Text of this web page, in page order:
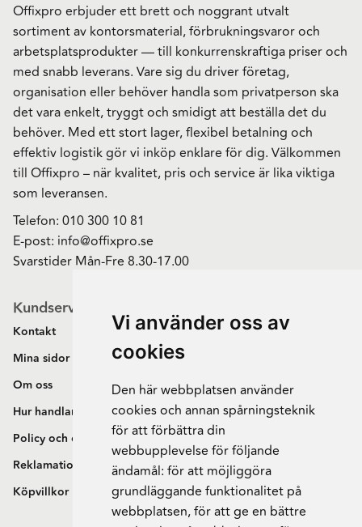
Vi använder oss av
cookies
Den här webbplatsen använder
cookies och annan spårningsteknik
för att förbättra din
webbupplevelse för följande
ändamål: för att möjliggöra
grundläggande funktionalitet på
webbplatsen,för att ge en bättre
Offixpro erbjuder ett brett och noggrant utvalt
sortiment av kontorsmaterial, förbrukningsvaror och
arbetsplatsprodukter — till konkurrenskraftiga priser och
med snabb leverans. Vare sig du driver företag,
organisation eller behöver handla som privatperson ska
det vara enkelt, tryggt och smidigt att beställa det du
behöver. Med ett stort lager, flexibel betalning och
effektiv logistik gör vi inköp enklare för dig. Välkommen
till Offixpro – när kvalitet, pris och service är lika viktiga
som leveransen.
Telefon: 010 300 10 81
E-post: info@offixpro.se
Svarstider Mån-Fre 8.30-17.00
Kundservice
Kontakt
Mina sidor
Om oss
Hur handlar jag?
Policy och cookies
Reklamation och retur
Köpvillkor